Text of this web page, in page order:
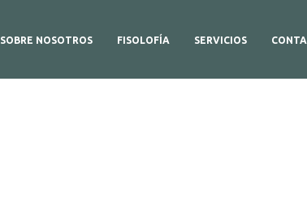
SOBRE NOSOTROS FISOLOFÍA SERVICIOS